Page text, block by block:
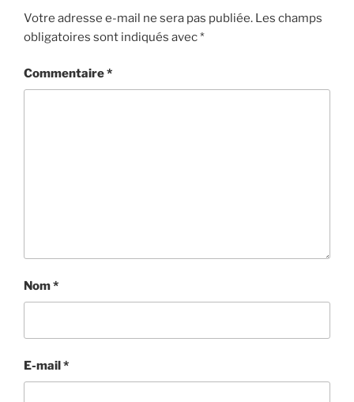
Votre adresse e-mail ne sera pas publiée. Les champs
obligatoires sont indiqués avec*
Commentaire*
Nom*
E-mail*